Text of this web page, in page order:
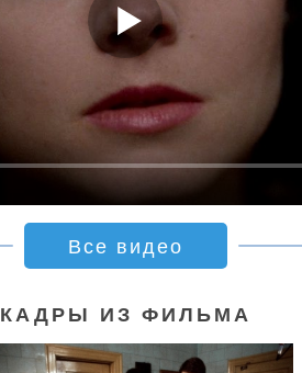
Все видео
КАДРЫ ИЗ ФИЛЬМА